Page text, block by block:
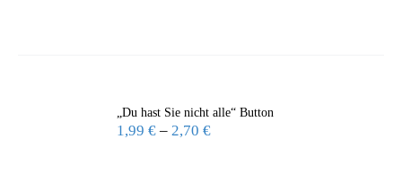
„Du hast Sie nicht alle“ Button
1,99€ –2,70€